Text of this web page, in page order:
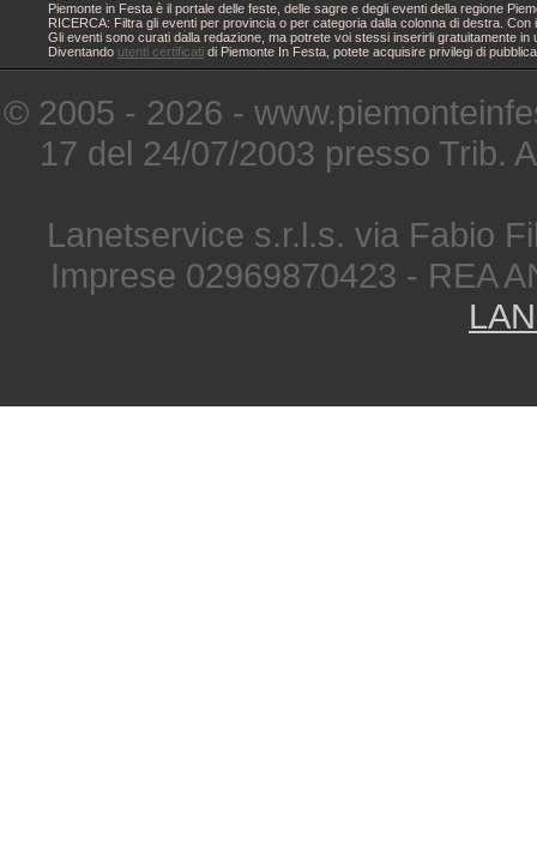
Piemonte in Festa è il portale delle feste, delle sagre e degli eventi della regione
RICERCA: Filtra gli eventi per provincia o per categoria dalla colonna di destra.
Gli eventi sono curati dalla redazione, ma potrete voi stessi inserirli gratuitamente
Diventando utenti certificati di Piemonte In Festa, potete acquisire privilegi di
© 2005 - 2026 -
17 del 24/07/2003 presso Trib.
Lanetservice s.r.l.s. via Fabio
Imprese 02969870423 - REA